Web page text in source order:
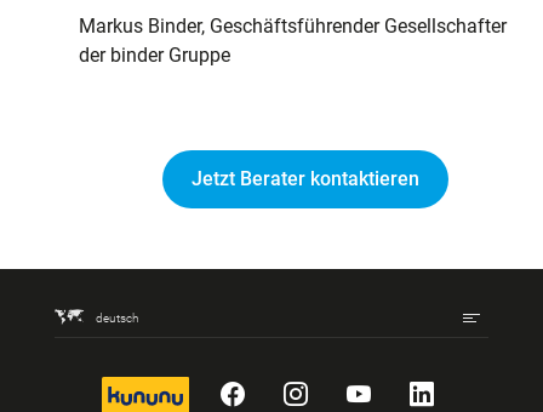
Markus Binder, Geschäftsführender Gesellschafter
der binder Gruppe
Jetzt Berater kontaktieren
deutsch
kununu FacebookInstagram
YouTubeLinkedIn